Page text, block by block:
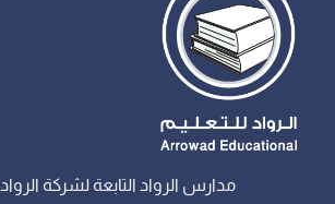
مدارس الرواد التابعة لشركة الرواد